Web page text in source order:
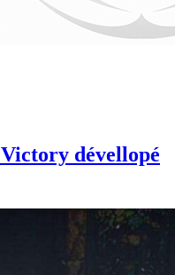
dévellopé